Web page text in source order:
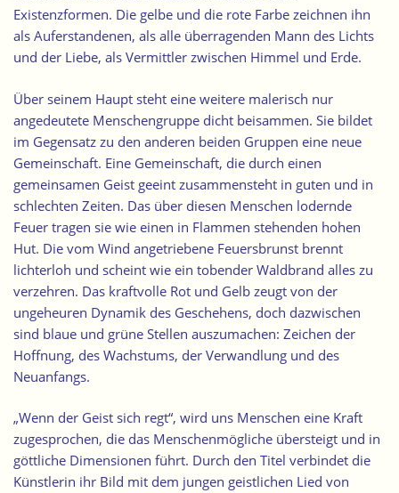
Existenzformen. Die gelbe und die rote Farbe zeichnen ihn
als Auferstandenen, als alle überragenden Mann des Lichts
und der Liebe, als Vermittler zwischen Himmel und Erde.
Über seinem Haupt steht eine weitere malerisch nur
angedeutete Menschengruppe dicht beisammen. Sie bildet
im Gegensatz zu den anderen beiden Gruppen eine neue
Gemeinschaft. Eine Gemeinschaft, die durch einen
gemeinsamen Geist geeint zusammensteht in guten und in
schlechten Zeiten. Das über diesen Menschen lodernde
Feuer tragen sie wie einen in Flammen stehenden hohen
Hut. Die vom Wind angetriebene Feuersbrunst brennt
lichterloh und scheint wie ein tobender Waldbrand alles zu
verzehren. Das kraftvolle Rot und Gelb zeugt von der
ungeheuren Dynamik des Geschehens, doch dazwischen
sind blaue und grüne Stellen auszumachen: Zeichen der
Hoffnung, des Wachstums, der Verwandlung und des
Neuanfangs.
„Wenn der Geist sich regt“, wird uns Menschen eine Kraft
zugesprochen, die das Menschenmögliche übersteigt und in
göttliche Dimensionen führt. Durch den Titel verbindet die
Künstlerin ihr Bild mit dem jungen geistlichen Lied von